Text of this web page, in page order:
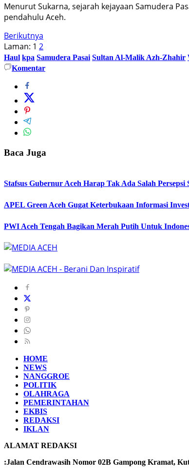
Menurut Sukarna, sejarah kejayaan Samudera
pendahulu Aceh.
Berikutnya
Laman: 1 2
Haul kpa Samudera Pasai Sultan Al-Malik Azh-Zhahir
Komentar
Baca Juga
Stafsus Gubernur Aceh Harap Tak Ada Salah
APEL Green Aceh Gugat Keterbukaan Informasi
PWI Aceh Tengah Bagikan Merah Putih Untuk
HOME
NEWS
NANGGROE
POLITIK
OLAHRAGA
PEMERINTAHAN
EKBIS
REDAKSI
IKLAN
ALAMAT REDAKSI
:Jalan Cendrawasih Nomor 02B Gampong Kramat,